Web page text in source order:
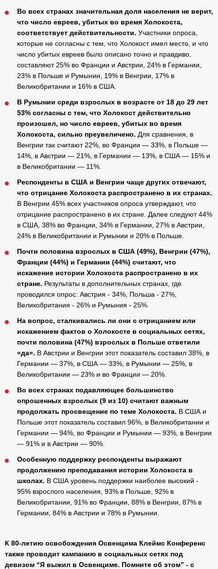
Во всех странах значительная доля населения не верит,
что число евреев, убитых во время Холокоста,
соответствует действительности. Участники опроса,
которые не согласны с тем, что Холокост имел место, и что
число убитых евреев было описано точно и правдиво,
составляют 25% во Франции и Австрии, 24% в Германии,
23% в Польше и Румынии, 19% в Венгрии, 17% в
Великобритании и 16% в США.
В Румынии среди взрослых в возрасте от 18 до 29 лет
53% согласны с тем, что Холокост действительно
произошел, но число евреев, убитых во время
Холокоста, сильно преувеличено. Для сравнения, в
Венгрии так считают 22%, во Франции — 33%, в Польше —
14%, в Австрии — 21%, в Германии — 13%, в США — 15% и
в Великобритании — 11%.
Респонденты в США и Венгрии чаще других отвечают,
что отрицание Холокоста распространено в их странах.
В Венгрии 45% всех участников опроса утверждают, что
отрицание распространено в их стране. Далее следуют 44%
в США, 38% во Франции, 34% в Германии, 27% в Австрии,
24% в Великобритании и Румынии и 20% в Польше.
Почти половина взрослых в США (49%), Венгрии (47%),
Франции (44%) и Германии (44%) считают, что
искажение истории Холокоста распространено в их
стране. Результаты в дополнительных странах, где
проводился опрос: Австрия - 34%, Польша - 27%,
Великобритания - 26% и Румыния - 25%.
На вопрос, сталкивались ли они с отрицанием или
искажением фактов о Холокосте в социальных сетях,
почти половина (47%) взрослых в Польше ответили
«да». В Австрии и Венгрии этот показатель составил 38%, в
Германии — 37%, в США — 33%, в Румынии — 25%, в
Великобритании — 23% и во Франции — 20%.
Во всех странах подавляющее большинство
опрошенных взрослых (9 из 10) считают важным
продолжать просвещение по теме Холокоста. В США и
Польше этот показатель составил 96%, в Великобритании и
Германии — 94%, во Франции и Румынии — 93%, в Венгрии
— 91% и в Австрии — 90%.
Особенную поддержку респонденты выражают
продолжению преподавания истории Холокоста в
школах. В США уровень поддержки наиболее высокий -
95% взрослого населения, 93% в Польше, 92% в
Великобритании, 91% во Франции, 88% в Венгрии, 87% в
Германии, 84% в Австрии и 78% в Румынии.
К 80-летию освобождения Освенцима Клеймс Конференс
также проводит кампанию в социальных сетях под
девизом “Я выжил в Освенциме. Помните об этом” - с